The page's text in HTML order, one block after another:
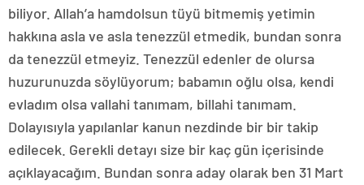
biliyor. Allah’a hamdolsun tüyü bitmemiş yetimin
hakkına asla ve asla tenezzül etmedik, bundan sonra
da tenezzül etmeyiz. Tenezzül edenler de olursa
huzurunuzda söylüyorum; babamın oğlu olsa, kendi
evladım olsa vallahi tanımam, billahi tanımam.
Dolayısıyla yapılanlar kanun nezdinde bir bir takip
edilecek. Gerekli detayı size bir kaç gün içerisinde
açıklayacağım. Bundan sonra aday olarak ben 31 Mart